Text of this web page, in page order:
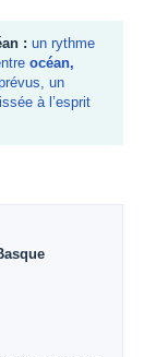
: un rythme
océan,
un
à l’esprit